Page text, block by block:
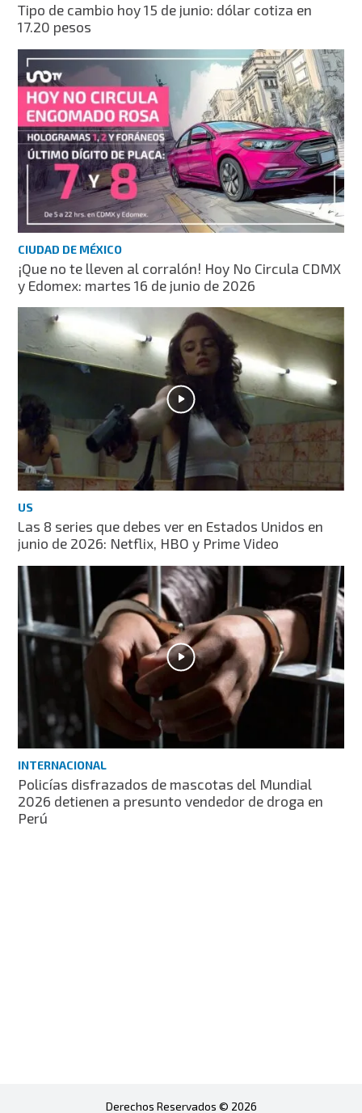
Tipo de cambio hoy 15 de junio: dólar cotiza en
17.20 pesos
CIUDAD DE MÉXICO
¡Que no te lleven al corralón! Hoy No Circula CDMX
y Edomex: martes 16 de junio de 2026
US
Las 8 series que debes ver en Estados Unidos en
junio de 2026: Netflix, HBO y Prime Video
INTERNACIONAL
Policías disfrazados de mascotas del Mundial
2026 detienen a presunto vendedor de droga en
Perú
Derechos Reservados © 2026